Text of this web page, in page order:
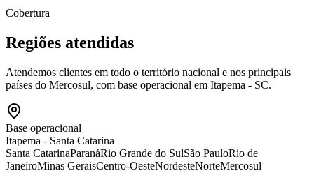
Cobertura
Regiões atendidas
Atendemos clientes em todo o território nacional e nos principais
países do Mercosul, com base operacional em Itapema - SC.
Base operacional
Itapema - Santa Catarina
Santa CatarinaParanáRio Grande do SulSão PauloRio de
JaneiroMinas GeraisCentro-OesteNordesteNorteMercosul